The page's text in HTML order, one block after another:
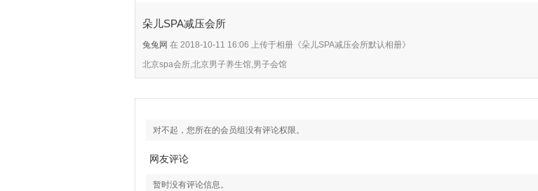
朵儿SPA减压会所
兔兔网 在 2018-10-11 16:06 上传于相册《朵儿SPA减压会所默认相册》
北京spa会所,北京男子养生馆,男子会馆
对不起，您所在的会员组没有评论权限。
网友评论
暂时没有评论信息。